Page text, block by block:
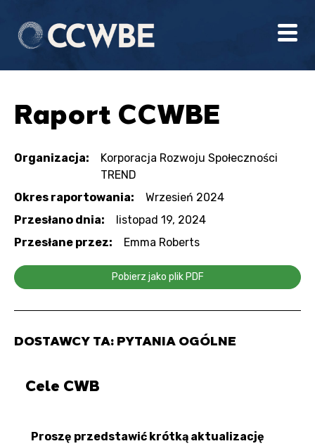
Raport CCWBE
Organizacja:
Korporacja Rozwoju Społeczności
TREND
Okres raportowania:
Wrzesień 2024
Przesłano dnia:
listopad 19, 2024
Przesłane przez:
Emma Roberts
Pobierz jako plik PDF
DOSTAWCY TA: PYTANIA OGÓLNE
Cele CWB
Proszę przedstawić krótką aktualizację